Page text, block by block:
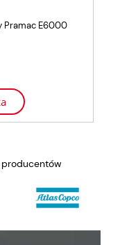
Pramac E6000